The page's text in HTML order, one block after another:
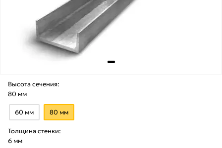
Высота сечения:
80 мм
60 мм 80 мм
Толщина стенки:
6 мм